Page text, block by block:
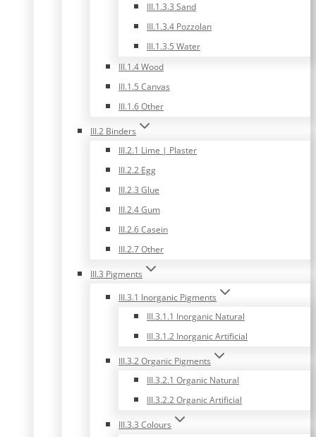
III.1.3.3 Sand
III.1.3.4 Pozzolan
III.1.3.5 Water
III.1.4 Wood
III.1.5 Canvas
III.1.6 Other
III.2 Binders
III.2.1 Lime | Plaster
III.2.2 Egg
III.2.3 Glue
III.2.4 Gum
III.2.6 Casein
III.2.7 Other
III.3 Pigments
III.3.1 Inorganic Pigments
III.3.1.1 Inorganic Natural
III.3.1.2 Inorganic Artificial
III.3.2 Organic Pigments
III.3.2.1 Organic Natural
III.3.2.2 Organic Artificial
III.3.3 Colours